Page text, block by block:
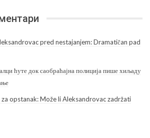
pred nestajanjem: Dramatičan pad
ћуте док саобраћајна полиција пише хиљаду
opstanak: Može li Aleksandrovac zadržati